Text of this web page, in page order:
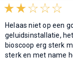
Helaas niet op een
geluidsinstallatie,
bioscoop erg sterk
sterk en met name